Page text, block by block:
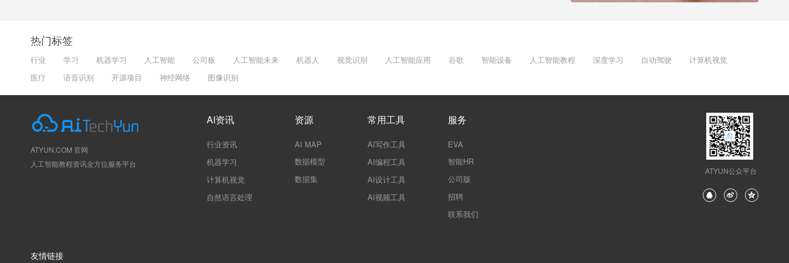
热门标签
行业 学习 机器学习 人工智能 公司板 人工智能未来 机器人 视觉识别 人工智能应用 谷歌 智能设备 人工智能教程 深度学习 自动驾驶
计算机视觉
医疗
语音识别 开源项目 神经网络 图像识别
ATYUN.COM 官网
人工智能教程资讯全方位服务平台
AI资讯
行业资讯
机器学习
计算机视觉
自然语言处理
资源
AI MAP
数据模型
数据集
常用工具
AI写作工具
AI编程工具
AI设计工具
AI视频工具
服务
EVA
智能HR
公司版
招聘
联系我们
ATYUN公众平台
友情链接